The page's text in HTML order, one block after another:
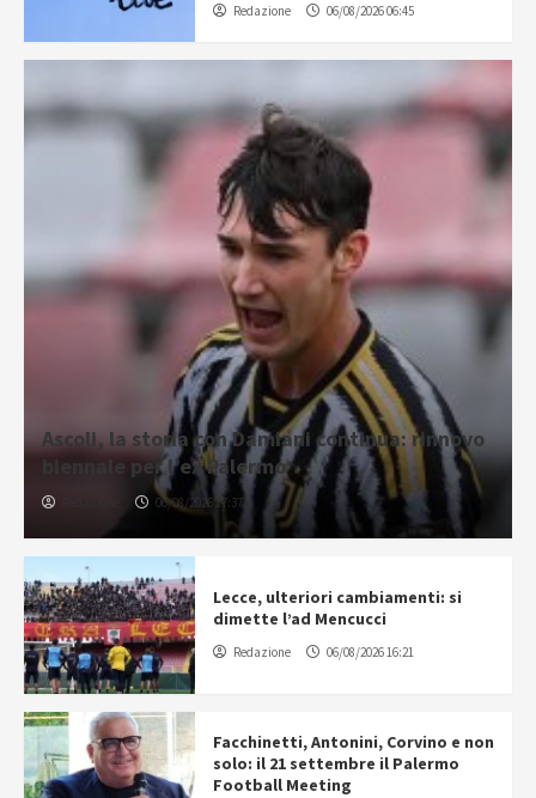
Redazione 06/08/2026 06:45
Ascoli, la storia con Damiani continua: rinnovo
biennale per l’ex Palermo
06/08/2026 17:37
Lecce, ulteriori cambiamenti: si
dimette l’ad Mencucci
Redazione 06/08/2026 16:21
Facchinetti, Antonini, Corvino e non
solo: il 21 settembre il Palermo
Football Meeting